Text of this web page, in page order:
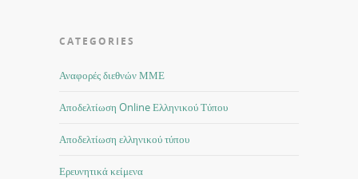
CATEGORIES
Αναφορές διεθνών ΜΜΕ
Αποδελτίωση Online Ελληνικού Τύπου
Αποδελτίωση ελληνικού τύπου
Ερευνητικά κείμενα